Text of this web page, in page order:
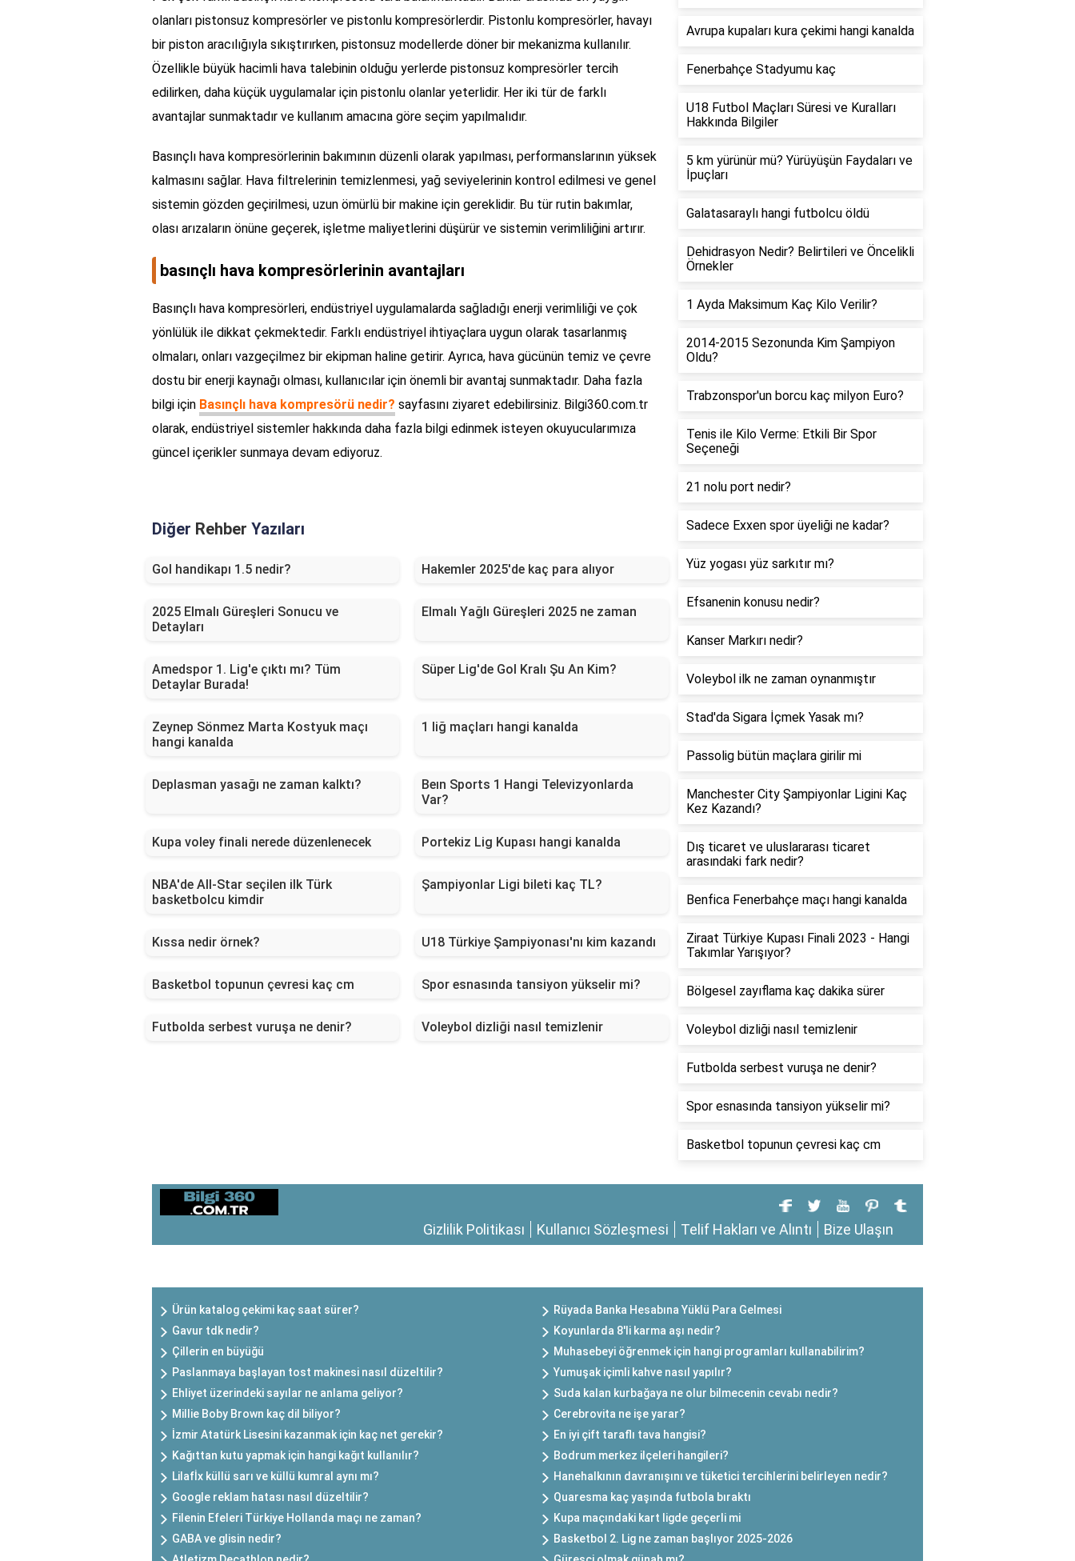
olanları pistonsuz kompresörler ve pistonlu kompresörlerdir. Pistonlu kompresörler, havayı
bir piston aracılığıyla sıkıştırırken, pistonsuz modellerde döner bir mekanizma kullanılır.
Özellikle büyük hacimli hava talebinin olduğu yerlerde pistonsuz kompresörler tercih
edilirken, daha küçük uygulamalar için pistonlu olanlar yeterlidir. Her iki tür de farklı
avantajlar sunmaktadır ve kullanım amacına göre seçim yapılmalıdır.
Basınçlı hava kompresörlerinin bakımının düzenli olarak yapılması, performanslarının yüksek
kalmasını sağlar. Hava filtrelerinin temizlenmesi, yağ seviyelerinin kontrol edilmesi ve genel
sistemin gözden geçirilmesi, uzun ömürlü bir makine için gereklidir. Bu tür rutin bakımlar,
olası arızaların önüne geçerek, işletme maliyetlerini düşürür ve sistemin verimliliğini artırır.
basınçlı hava kompresörlerinin avantajları
Basınçlı hava kompresörleri, endüstriyel uygulamalarda sağladığı enerji verimliliği ve çok
yönlülük ile dikkat çekmektedir. Farklı endüstriyel ihtiyaçlara uygun olarak tasarlanmış
olmaları, onları vazgeçilmez bir ekipman haline getirir. Ayrıca, hava gücünün temiz ve çevre
dostu bir enerji kaynağı olması, kullanıcılar için önemli bir avantaj sunmaktadır. Daha fazla
bilgi için Basınçlı hava kompresörü nedir? sayfasını ziyaret edebilirsiniz. Bilgi360.com.tr
olarak, endüstriyel sistemler hakkında daha fazla bilgi edinmek isteyen okuyucularımıza
güncel içerikler sunmaya devam ediyoruz.
Diğer Rehber Yazıları
Gol handikapı 1.5 nedir? Hakemler 2025'de kaç para alıyor
2025 Elmalı Güreşleri Sonucu ve
Detayları
Elmalı Yağlı Güreşleri 2025 ne zaman
Amedspor 1. Lig'e çıktı mı? Tüm
Detaylar Burada!
Süper Lig'de Gol Kralı Şu An Kim?
Zeynep Sönmez Marta Kostyuk maçı
hangi kanalda
1 liğ maçları hangi kanalda
Deplasman yasağı ne zaman kalktı?
Beın Sports 1 Hangi Televizyonlarda
Var?
Kupa voley finali nerede düzenlenecek Portekiz Lig Kupası hangi kanalda
NBA'de All-Star seçilen ilk Türk
basketbolcu kimdir
Şampiyonlar Ligi bileti kaç TL?
Kıssa nedir örnek? U18 Türkiye Şampiyonası'nı kim kazandı
Basketbol topunun çevresi kaç cm Spor esnasında tansiyon yükselir mi?
Futbolda serbest vuruşa ne denir? Voleybol dizliği nasıl temizlenir
Avrupa kupaları kura çekimi hangi kanalda
Fenerbahçe Stadyumu kaç
U18 Futbol Maçları Süresi ve Kuralları
Hakkında Bilgiler
5 km yürünür mü? Yürüyüşün Faydaları ve
İpuçları
Galatasaraylı hangi futbolcu öldü
Dehidrasyon Nedir? Belirtileri ve Öncelikli
Örnekler
1 Ayda Maksimum Kaç Kilo Verilir?
2014-2015 Sezonunda Kim Şampiyon
Oldu?
Trabzonspor'un borcu kaç milyon Euro?
Tenis ile Kilo Verme: Etkili Bir Spor
Seçeneği
21 nolu port nedir?
Sadece Exxen spor üyeliği ne kadar?
Yüz yogası yüz sarkıtır mı?
Efsanenin konusu nedir?
Kanser Markırı nedir?
Voleybol ilk ne zaman oynanmıştır
Stad'da Sigara İçmek Yasak mı?
Passolig bütün maçlara girilir mi
Manchester City Şampiyonlar Ligini Kaç
Kez Kazandı?
Dış ticaret ve uluslararası ticaret
arasındaki fark nedir?
Benfica Fenerbahçe maçı hangi kanalda
Ziraat Türkiye Kupası Finali 2023 - Hangi
Takımlar Yarışıyor?
Bölgesel zayıflama kaç dakika sürer
Voleybol dizliği nasıl temizlenir
Futbolda serbest vuruşa ne denir?
Spor esnasında tansiyon yükselir mi?
Basketbol topunun çevresi kaç cm
Gizlilik Politikası Kullanıcı Sözleşmesi Telif Hakları ve Alıntı Bize Ulaşın
Ürün katalog çekimi kaç saat sürer?
Rüyada Banka Hesabına Yüklü Para Gelmesi
Gavur tdk nedir?
Koyunlarda 8'li karma aşı nedir?
Çillerin en büyüğü
Muhasebeyi öğrenmek için hangi programları kullanabilirim?
Paslanmaya başlayan tost makinesi nasıl düzeltilir?
Yumuşak içimli kahve nasıl yapılır?
Ehliyet üzerindeki sayılar ne anlama geliyor?
Suda kalan kurbağaya ne olur bilmecenin cevabı nedir?
Millie Boby Brown kaç dil biliyor?
Cerebrovita ne işe yarar?
İzmir Atatürk Lisesini kazanmak için kaç net gerekir?
En iyi çift taraflı tava hangisi?
Kağıttan kutu yapmak için hangi kağıt kullanılır?
Bodrum merkez ilçeleri hangileri?
Lilafİx küllü sarı ve küllü kumral aynı mı?
Hanehalkının davranışını ve tüketici tercihlerini belirleyen nedir?
Google reklam hatası nasıl düzeltilir?
Quaresma kaç yaşında futbola bıraktı
Filenin Efeleri Türkiye Hollanda maçı ne zaman?
Kupa maçındaki kart ligde geçerli mi
GABA ve glisin nedir?
Basketbol 2. Lig ne zaman başlıyor 2025-2026